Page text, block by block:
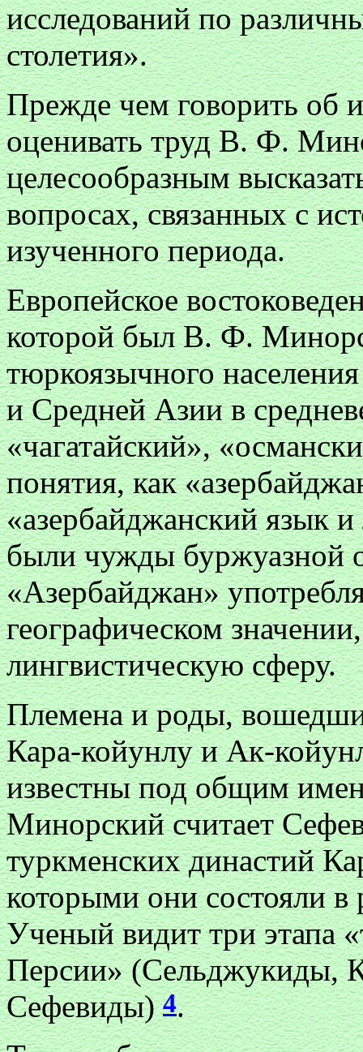
исследований по
столетия».
Прежде чем говорить об
оценивать труд В. Ф.
целесообразным
вопросах, связанных с
изученного периода.
Европейское
которой был В. Ф.
тюркоязычного
и Средней Азии в
«чагатайский»,
понятия, как
«азербайджанский язык и
были чужды буржуазной
«Азербайджан»
географическом
лингвистическую сферу.
Племена и роды,
Кара-койунлу и Ак-
известны под общим
Минорский считает
туркменских династий
которыми они состояли в
Ученый видит три этапа
Персии» (Сельджукиды,
Сефевиды)4.